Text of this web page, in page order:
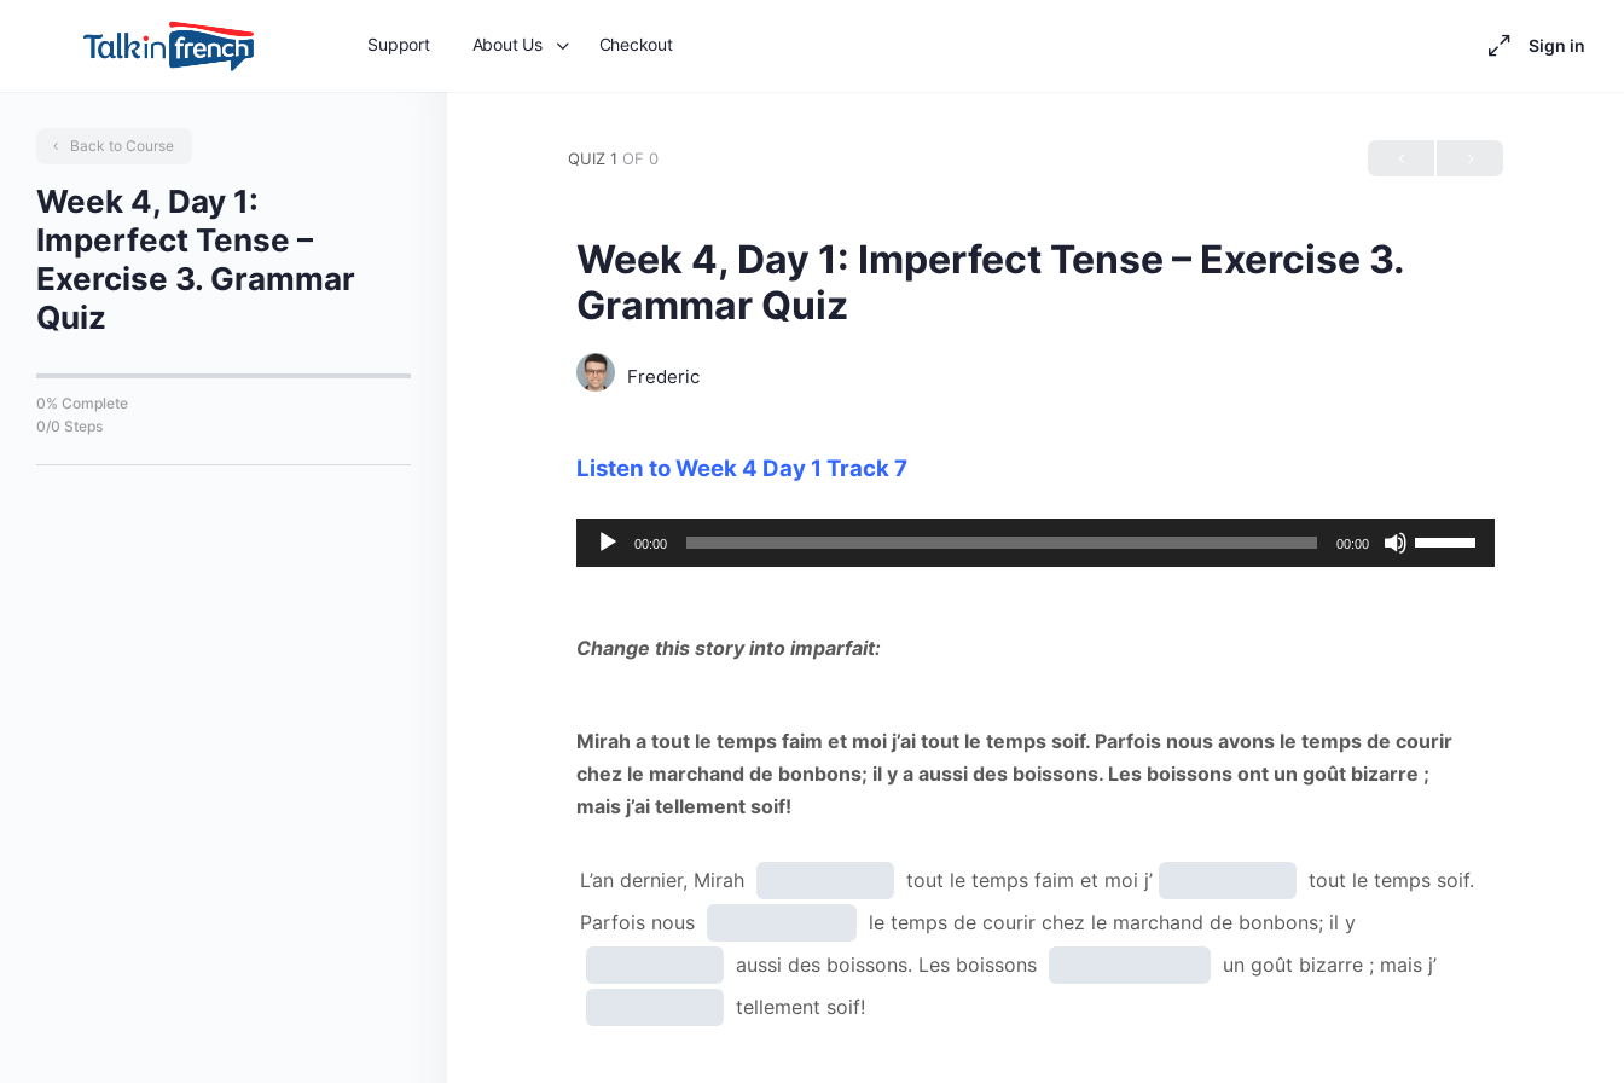
Support About Us Checkout Sign in
Back to Course
Week 4, Day 1:
Imperfect Tense –
Exercise 3. Grammar
Quiz
0% Complete
0/0 Steps
QUIZ 1 OF 0
Week 4, Day 1: Imperfect Tense – Exercise 3.
Grammar Quiz
Frederic
Listen to Week 4 Day 1 Track 7
Audio
Player
00:00 00:00
Use
Up/Down
Change this story into imparfait:
Mirah a tout le temps faim et moi j’ai tout le temps soif. Parfois nous avons le temps de courir
chez le marchand de bonbons; il y a aussi des boissons. Les boissons ont un goût bizarre ;
mais j’ai tellement soif!
L’an dernier, Mirah tout le temps faim et moi j’
tout le temps soif.
Parfois nous
le temps de courir chez le marchand de bonbons; il y
aussi des boissons. Les boissons
un goût bizarre ; mais j’
tellement soif!